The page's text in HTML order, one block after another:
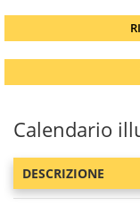
Calendario
DESCRIZIONE